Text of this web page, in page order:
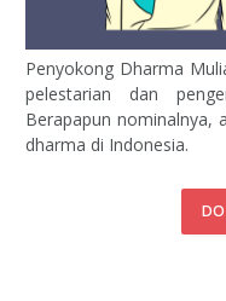
Penyokong Dharma
pelestarian dan
Berapapun nominalnya,
dharma di Indonesia.